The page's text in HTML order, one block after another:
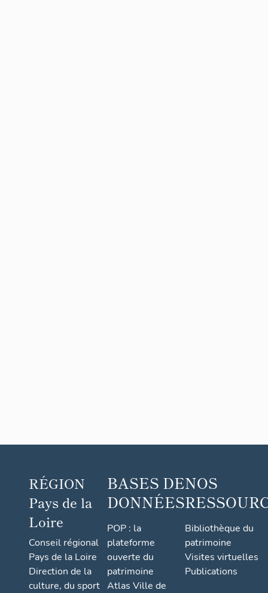
RÉGION
Pays de la
Loire
Conseil régional
Pays de la Loire
Direction de la
culture, du sport
BASES DE
DONNÉES
POP : la
plateforme
ouverte du
patrimoine
Atlas Ville de
NOS
Bibliothèque du
patrimoine
Visites virtuelles
Publications